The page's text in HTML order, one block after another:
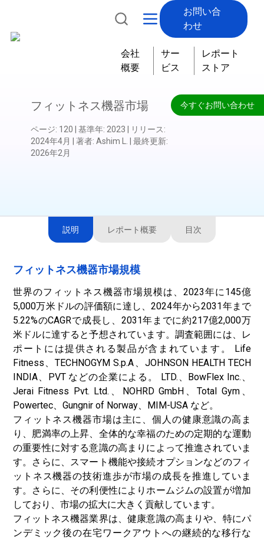
お問い合
わせ
会社
概要
サー
ビス
レポート
ストア
今すぐお問い合わせ
フィットネス機器市場
ページ: 120 基準年: 2023 リリース:
2024年4月
著者: Ashim L. 最終更新:
2026年2月
説明 レポート概要 目次
フィットネス機器市場規模
世界のフィットネス機器市場規模は、2023年に145億
5,000万米ドルの評価額に達し、2024年から2031年まで
5.22%のCAGRで成長し、2031年までに約217億2,000万
米ドルに達すると予想されています。調査範囲には、レ
ポートには提供される製品が含まれています。 Life
Fitness、TECHNOGYM S.p.A、JOHNSON HEALTH TECH
INDIA、PVT などの企業による。 LTD.、BowFlex Inc.、
Jerai Fitness Pvt. Ltd.、NOHRD GmbH、Total Gym、
Powertec、Gungnir of Norway、MIM-USA など。
フィットネス機器市場は主に、個人の健康意識の高ま
り、肥満率の上昇、全体的な幸福のための定期的な運動
の重要性に対する意識の高まりによって推進されていま
す。さらに、スマート機能や接続オプションなどのフィ
ットネス機器の技術進歩が市場の成長を推進していま
す。さらに、その利便性によりホームジムの設置が増加
しており、市場の拡大に大きく貢献しています。
フィットネス機器業界は、健康意識の高まりや、特にパ
ンデミック後の在宅ワークアウトへの継続的な移行な